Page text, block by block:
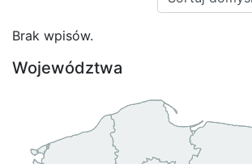
Brak wpisów.
Województwa